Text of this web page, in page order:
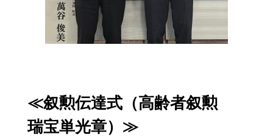
≪叙勲伝達式（高齢者叙勲
瑞宝単光章）≫